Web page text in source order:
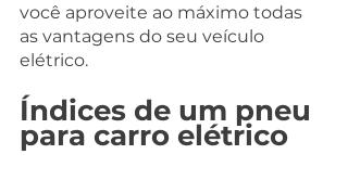
você aproveite ao máximo todas
as vantagens do seu veículo
elétrico.
Índices de um pneu
para carro elétrico